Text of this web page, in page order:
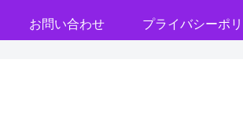
お問い合わせ プライバシーポ